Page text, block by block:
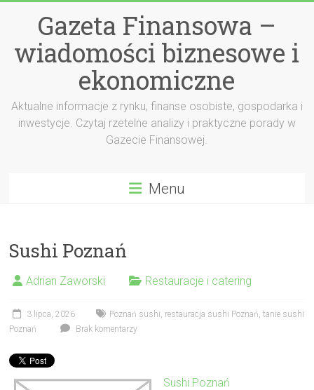
Gazeta Finansowa –
wiadomości biznesowe i
ekonomiczne
Aktualne informacje z rynku, finanse osobiste, gospodarka i
inwestycje. Czytaj rzetelne analizy i praktyczne porady w
Gazecie Finansowej.
Menu
Sushi Poznań
Adrian Zaworski Restauracje i catering
3 lipca, 2026 Poznań sushi, restauracja sushi Poznań,tanie sushi
Poznań
Brak komentarzy
Sushi Poznań